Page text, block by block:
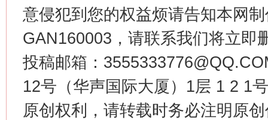
意侵犯到您的权益烦请告知本网
GAN160003，请联系我们将立即
投稿邮箱：
12号（华声国际大厦）1层 1 2 1
原创权利，请转载时务必注明原
习近平的博鳌关键词